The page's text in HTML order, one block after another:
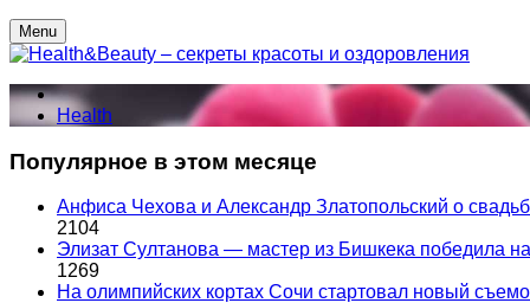
Menu
Health
Популярное в этом месяце
Анфиса Чехова и Александр Златопольский о
2104
Элизат Султанова — мастер из Бишкека победила
1269
На олимпийских кортах Сочи стартовал новый